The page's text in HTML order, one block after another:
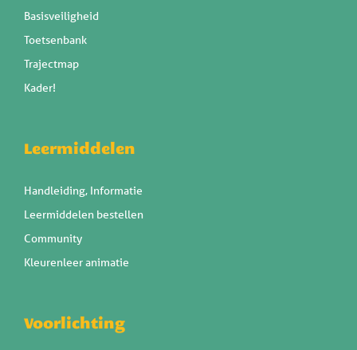
Basisveiligheid
Toetsenbank
Trajectmap
Kader!
Leermiddelen
Handleiding, Informatie
Leermiddelen bestellen
Community
Kleurenleer animatie
Voorlichting